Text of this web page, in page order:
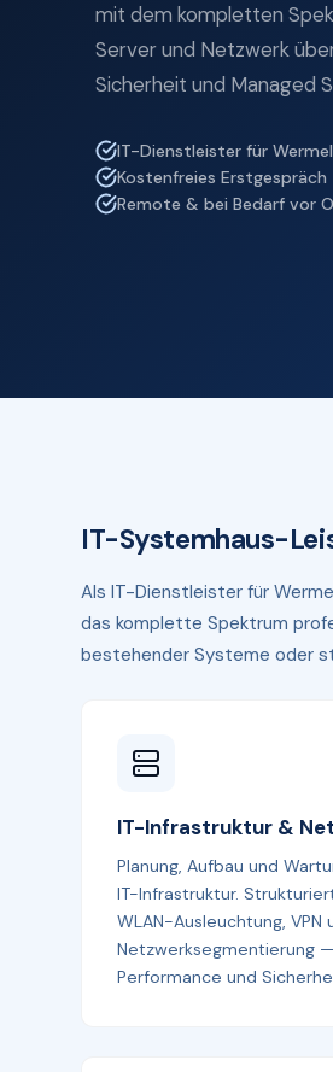
mit dem kompletten
Server und Netzwerk
Sicherheit und Managed
IT-Dienstleister für
Kostenfreies Erstgespräch
Remote & bei Bedarf vor
IT-Systemhaus-
Als IT-Dienstleister für
das komplette Spektrum
bestehender Systeme oder
IT-Infrastruktur &
Planung, Aufbau und
IT-Infrastruktur.
WLAN-Ausleuchtung, VPN
Netzwerksegmentierung
Performance und